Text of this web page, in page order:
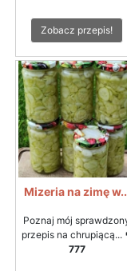
Zobacz przepis!
Mizeria na zimę
Poznaj mój
przepis na chrupiącą...
777